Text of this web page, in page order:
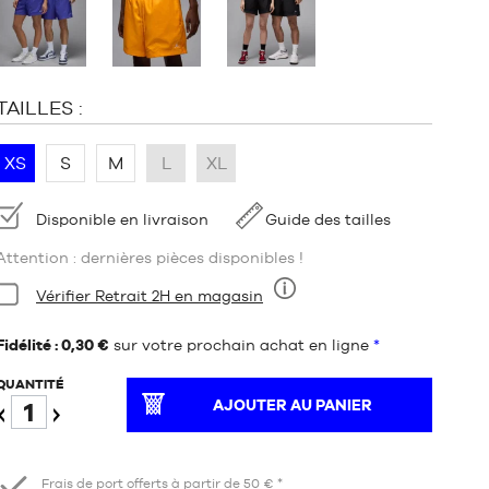
:
XS S M L XL
Disponible en livraison Guide des tailles
: dernières pièces disponibles !
Vérifier Retrait 2H en magasin
: 0,30 € sur votre prochain achat en ligne *
AJOUTER AU PANIER
Frais de port offerts à partir de 50 € *